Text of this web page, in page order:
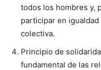
todos los hombres y,
participar en
colectiva.
Principio de
fundamental de las